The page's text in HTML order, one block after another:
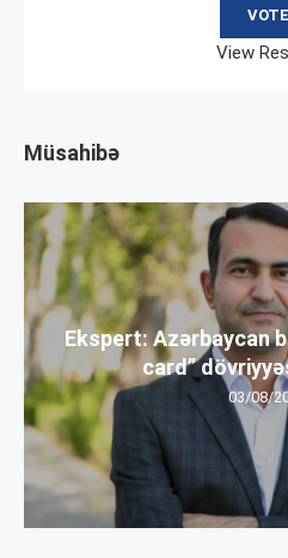
View
Müsahibə
Ekspert: Azərbaycan
card”
03/08/